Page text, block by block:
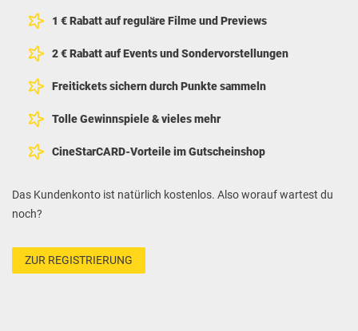
1 € Rabatt auf reguläre Filme und Previews
2 € Rabatt auf Events und Sondervorstellungen
Freitickets sichern durch Punkte sammeln
Tolle Gewinnspiele & vieles mehr
CineStarCARD-Vorteile im Gutscheinshop
Das Kundenkonto ist natürlich kostenlos. Also worauf wartest du
noch?
ZUR REGISTRIERUNG